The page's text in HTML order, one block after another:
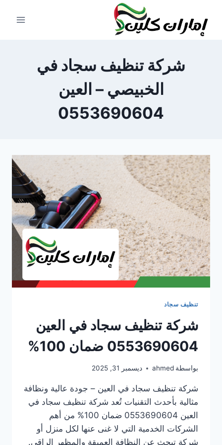
المحتوى
شركة تنظيف سجاد في
الخبيصي – العين
0553690604
تنظيف سجاد
شركة تنظيف سجاد في العين
0553690604 ضمان 100%
بواسطة ahmed ديسمبر 31, 2025
شركة تنظيف سجاد في العين – جودة عالية ونظافة
مثالية بأحدث التقنيات تُعد شركة تنظيف سجاد في
العين 0553690604 ضمان 100% من أهم
الشركات الخدمية التي لا غنى عنها لكل منزل أو
شركة تبحث عن النظافة العميقة والمظهر الراقي.